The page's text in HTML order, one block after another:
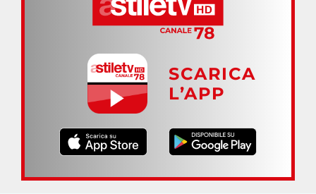
SCARICA
L’APP